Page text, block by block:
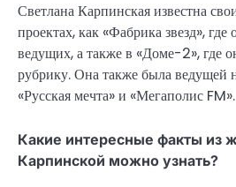
Светлана Карпинская известна
проектах, как «Фабрика звезд»,
ведущих, а также в «Доме-2», где
рубрику. Она также была ведущей
«Русская мечта» и «Мегаполис FM».
Какие интересные факты из
Карпинской можно узнать?